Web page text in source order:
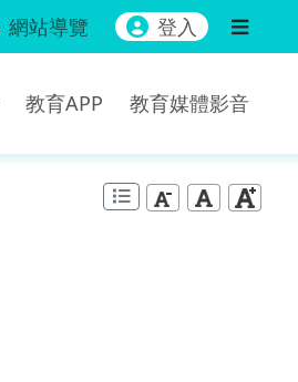
網站導覽 登入
教育APP 教育媒體影音